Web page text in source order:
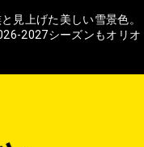
見上げた美しい雪景色。
2027シーズンもオリオ